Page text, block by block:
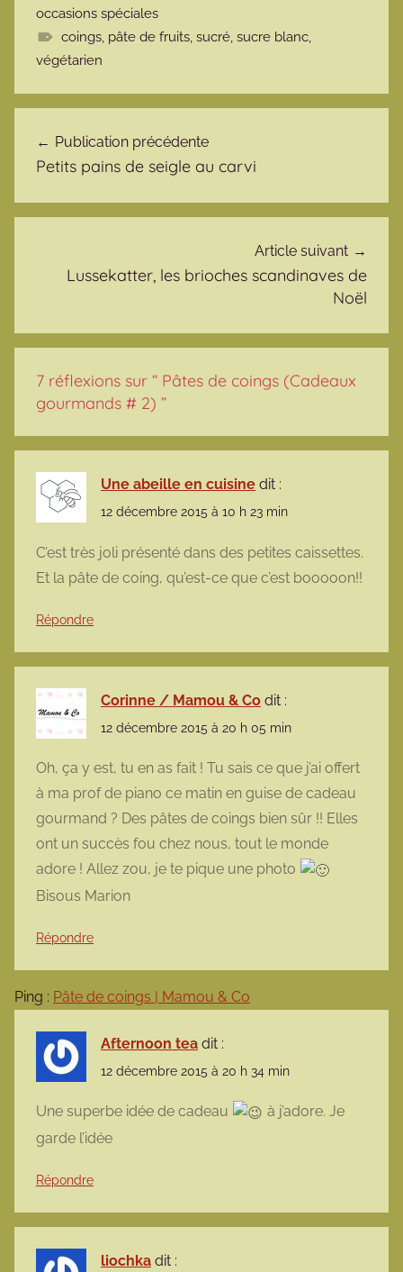
occasions spéciales
coings, pâte de fruits, sucré, sucre blanc,
végétarien
Publication précédente
Petits pains de seigle au carvi
Article suivant
Lussekatter, les brioches scandinaves de
Noël
7 réflexions sur “ Pâtes de coings (Cadeaux
gourmands # 2) ”
Une abeille en cuisine dit :
12 décembre 2015 à 10 h 23 min
C’est très joli présenté dans des petites caissettes.
Et la pâte de coing, qu’est-ce que c’est booooon!!
Répondre
Corinne / Mamou & Co dit :
12 décembre 2015 à 20 h 05 min
Oh, ça y est, tu en as fait ! Tu sais ce que j’ai offert
à ma prof de piano ce matin en guise de cadeau
gourmand ? Des pâtes de coings bien sûr !! Elles
ont un succès fou chez nous, tout le monde
adore ! Allez zou, je te pique une photo
Bisous Marion
Répondre
Ping : Pâte de coings | Mamou & Co
Afternoon tea dit :
12 décembre 2015 à 20 h 34 min
Une superbe idée de cadeau
à j’adore. Je
garde l’idée
Répondre
liochka dit :